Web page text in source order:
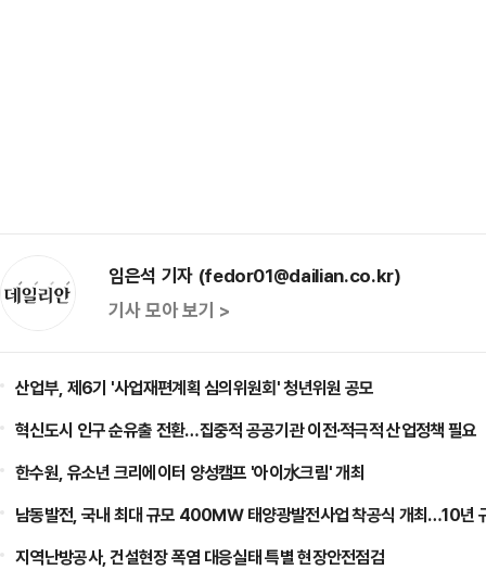
임은석 기자 (fedor01@dailian.co.kr)
기사 모아 보기 >
산업부, 제6기 '사업재편계획 심의위원회' 청년위원 공모
혁신도시 인구 순유출 전환…집중적 공공기관 이전·적극적 산업정책 필요
한수원, 유소년 크리에이터 양성캠프 '아이水크림' 개최
남동발전, 국내 최대 규모 400㎿ 태양광발전사업 착공식 개최…10년
지역난방공사, 건설현장 폭염 대응실태 특별 현장안전점검